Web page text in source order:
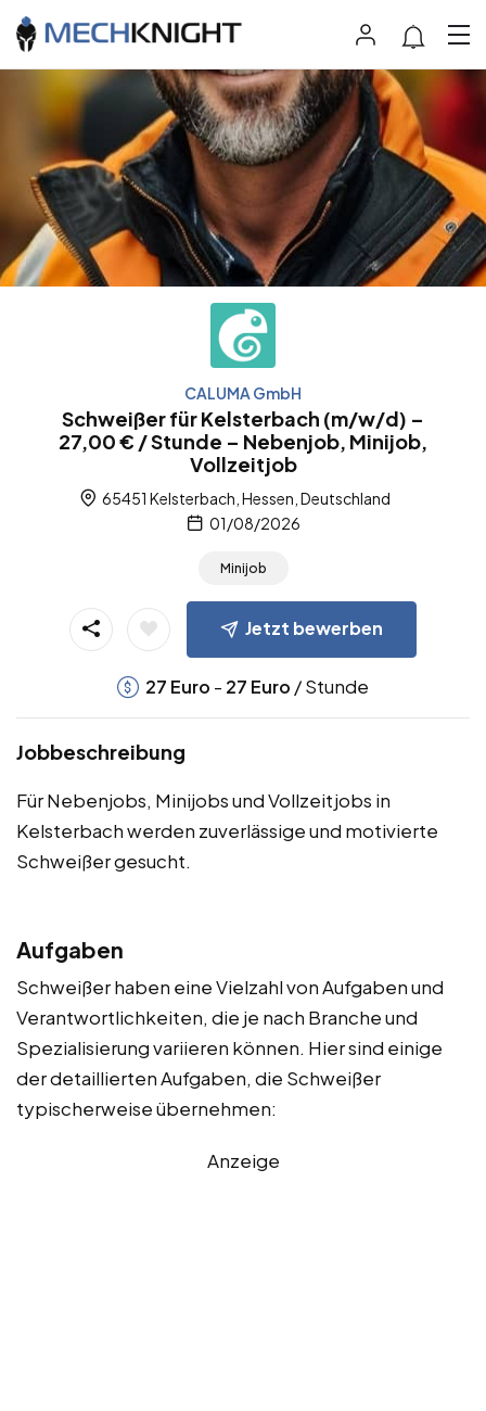
CALUMA GmbH
Schweißer für Kelsterbach (m/w/d) –
27,00 € / Stunde – Nebenjob, Minijob,
Vollzeitjob
65451 Kelsterbach, Hessen, Deutschland
01/08/2026
Minijob
Jetzt bewerben
27 Euro - 27 Euro / Stunde
Jobbeschreibung
Für Nebenjobs, Minijobs und Vollzeitjobs in
Kelsterbach werden zuverlässige und motivierte
Schweißer gesucht.
Aufgaben
Schweißer haben eine Vielzahl von Aufgaben und
Verantwortlichkeiten, die je nach Branche und
Spezialisierung variieren können. Hier sind einige
der detaillierten Aufgaben, die Schweißer
typischerweise übernehmen:
Anzeige